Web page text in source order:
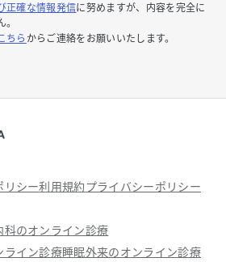
正確な情報発信に努めますが、内容を完全に
ちら からご連絡をお願いいたします。
リシー利用規約プライバシーポリシー
科のオンライン診療
ライン診療睡眠外来のオンライン診療